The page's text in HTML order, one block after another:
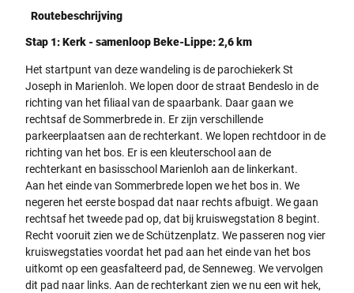
Routebeschrijving
Stap 1: Kerk - samenloop Beke-Lippe: 2,6 km
Het startpunt van deze wandeling is de parochiekerk St
Joseph in Marienloh. We lopen door de straat Bendeslo in de
richting van het filiaal van de spaarbank. Daar gaan we
rechtsaf de Sommerbrede in. Er zijn verschillende
parkeerplaatsen aan de rechterkant. We lopen rechtdoor in de
richting van het bos. Er is een kleuterschool aan de
rechterkant en basisschool Marienloh aan de linkerkant.
Aan het einde van Sommerbrede lopen we het bos in. We
negeren het eerste bospad dat naar rechts afbuigt. We gaan
rechtsaf het tweede pad op, dat bij kruiswegstation 8 begint.
Recht vooruit zien we de Schützenplatz. We passeren nog vier
kruiswegstaties voordat het pad aan het einde van het bos
uitkomt op een geasfalteerd pad, de Senneweg. We vervolgen
dit pad naar links. Aan de rechterkant zien we nu een wit hek,